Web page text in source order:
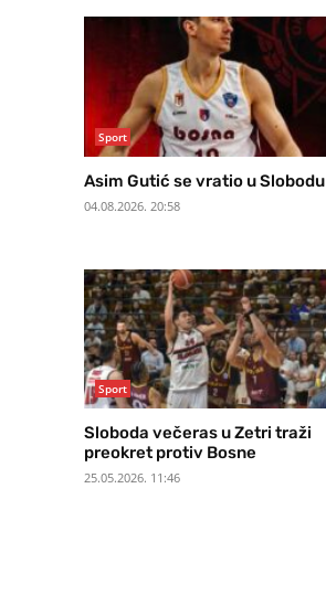
Sport
Asim Gutić se vratio u Slobodu
04.08.2026. 20:58
Sport
Sloboda večeras u Zetri traži
preokret protiv Bosne
25.05.2026. 11:46